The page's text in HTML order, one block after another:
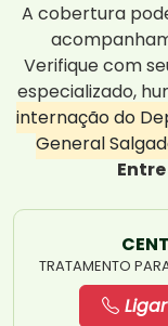
A cobertura
Verifique com
especializado,
internação do
General
TRATAMENTO